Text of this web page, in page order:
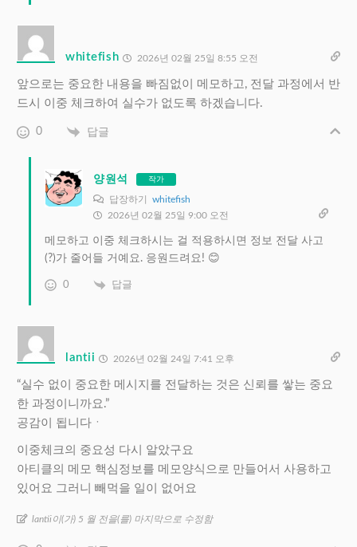
whitefish 2026년 02월 25일 8:55 오전
앞으로는 중요한 내용을 빠짐없이 메모하고, 전달 과정에서 반
드시 이중 체크하여 실수가 없도록 하겠습니다.
0 답글
양원석 작가
답장하기 whitefish
2026년 02월 25일 9:00 오전
메모하고 이중 체크하시는 걸 적용하시면 정보 전달 사고
(?)가 줄어들 거예요. 응원드려요! 😊
0 답글
lantii 2026년 02월 24일 7:41 오후
“실수 없이 중요한 메시지를 전달하는 것은 신뢰를 쌓는 중요
한 과정이니까요.”
공감이 됩니다ㆍ
이중체크의 중요성 다시 알았구요
아티클의 메모 핵심정보를 메모양식으로 만들어서 사용하고
있어요 그러니 빼먹을 일이 없어요
lantii이(가) 5 월 전을(를) 마지막으로 수정함